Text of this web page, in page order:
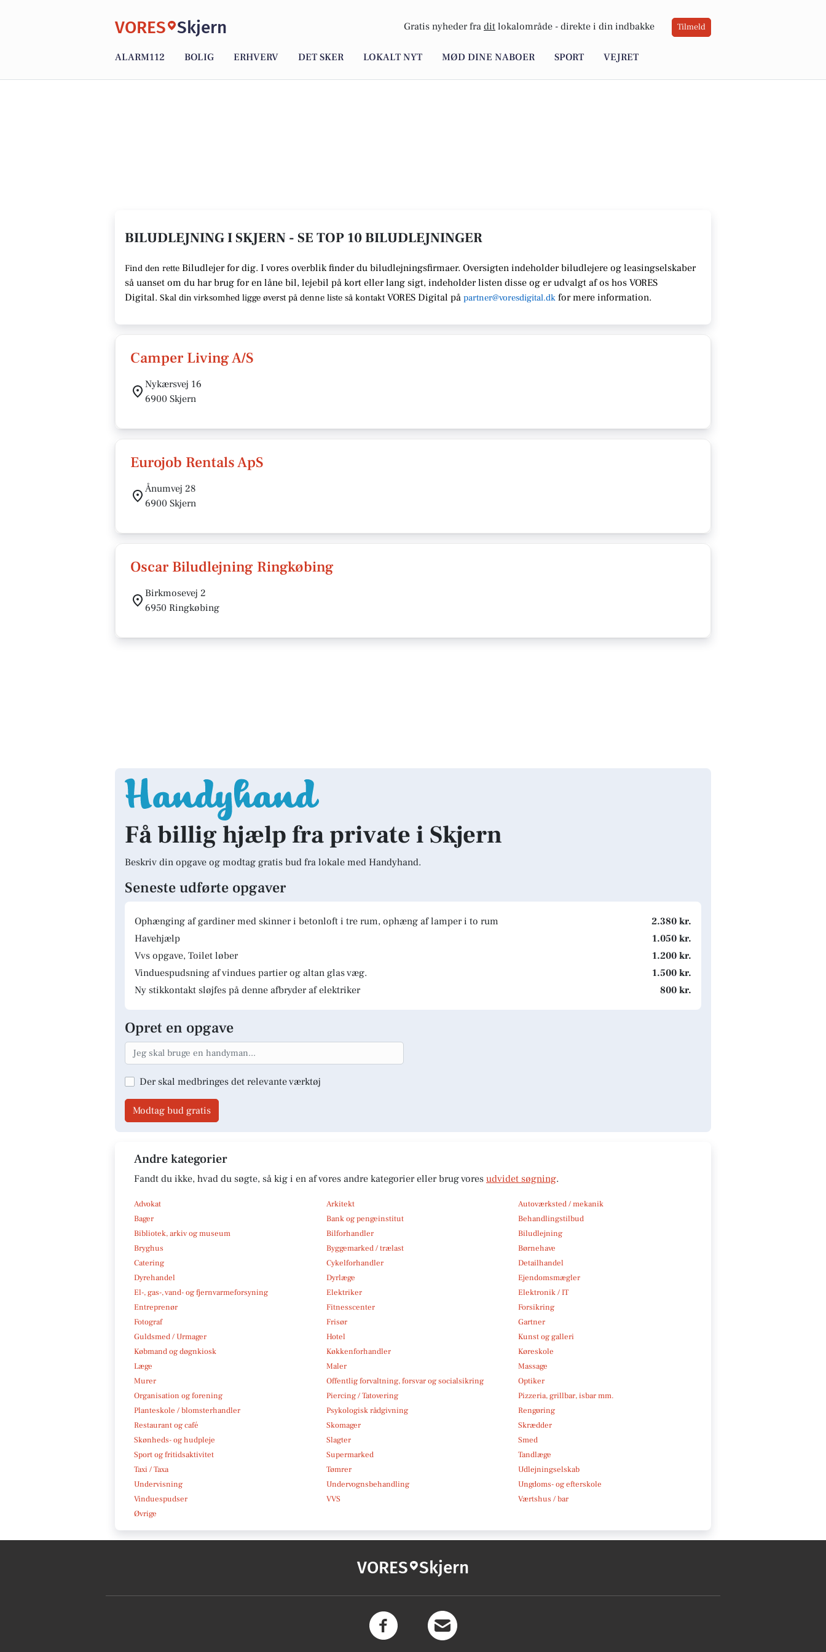
VORES Skjern Gratis nyheder fra dit lokalområde - direkte i din indbakke Tilmeld
ALARM112 BOLIG ERHVERV DET SKER LOKALT NYT MØD DINE NABOER SPORT VEJRET
BILUDLEJNING I SKJERN - SE TOP 10 BILUDLEJNINGER
Find den rette Biludlejer for dig. I vores overblik finder du biludlejningsfirmaer. Oversigten indeholder biludlejere og leasingselskaber
så uanset om du har brug for en låne bil, lejebil på kort eller lang sigt, indeholder listen disse og er udvalgt af os hos VORES
Digital. Skal din virksomhed ligge øverst på denne liste så kontakt VORES Digital på partner@voresdigital.dk formere information.
Camper Living A/S
Nykærsvej 16
6900 Skjern
Eurojob Rentals ApS
Ånumvej 28
6900 Skjern
Oscar Biludlejning Ringkøbing
Birkmosevej 2
6950 Ringkøbing
Få billig hjælp fra private i Skjern
Beskriv din opgave og modtag gratis bud fra lokale med Handyhand.
Seneste udførte opgaver
Ophænging af gardiner med skinner i betonloft i tre rum, ophæng af lamper i to rum
2.380 kr.
Havehjælp
1.050 kr.
Vvs opgave, Toilet løber
1.200 kr.
Vinduespudsning af vindues partier og altan glas væg.
1.500 kr.
Ny stikkontakt sløjfes på denne afbryder af elektriker
800 kr.
Opret en opgave
Der skal medbringes det relevante værktøj
Modtag bud gratis
Andre kategorier
Fandt du ikke, hvad du søgte, så kig i en af vores andre kategorier eller brug vores udvidet søgning.
Advokat Arkitekt
Autoværksted / mekanik
Bager
Bank og pengeinstitut
Behandlingstilbud
Bibliotek, arkiv og museum
Bilforhandler
Biludlejning
Bryghus
Byggemarked / trælast
Børnehave
Catering
Cykelforhandler
Detailhandel
Dyrehandel
Dyrlæge
Ejendomsmægler
El-, gas-, vand- og fjernvarmeforsyning
Elektriker
Elektronik / IT
Entreprenør
Fitnesscenter
Forsikring
Fotograf
Frisør
Gartner
Guldsmed / Urmager
Hotel
Kunst og galleri
Købmand og døgnkiosk
Køkkenforhandler
Køreskole
Læge
Maler
Massage
Murer
Offentlig forvaltning, forsvar og socialsikring
Optiker
Organisation og forening
Piercing / Tatovering
Pizzeria, grillbar, isbar mm.
Planteskole / blomsterhandler
Psykologisk rådgivning
Rengøring
Restaurant og café
Skomager
Skrædder
Skønheds- og hudpleje
Slagter
Smed
Sport og fritidsaktivitet
Supermarked
Tandlæge
Taxi / Taxa
Tømrer
Udlejningselskab
Undervisning
Undervognsbehandling
Ungdoms- og efterskole
Vinduespudser
VVS
Værtshus / bar
Øvrige
VORES Skjern